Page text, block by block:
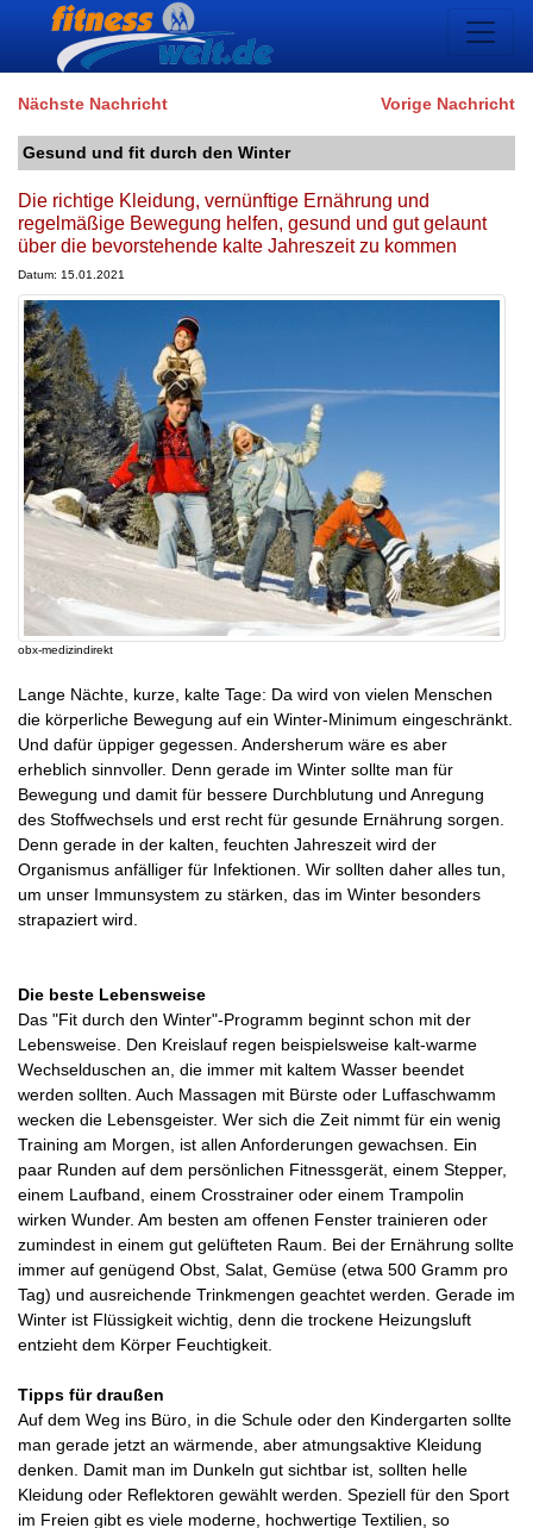
Nächste Nachricht Vorige Nachricht
Gesund und fit durch den Winter
Die richtige Kleidung, vernünftige Ernährung und
regelmäßige Bewegung helfen, gesund und gut gelaunt
über die bevorstehende kalte Jahreszeit zu kommen
Datum: 15.01.2021
obx-medizindirekt
Lange Nächte, kurze, kalte Tage: Da wird von vielen Menschen
die körperliche Bewegung auf ein Winter-Minimum eingeschränkt.
Und dafür üppiger gegessen. Andersherum wäre es aber
erheblich sinnvoller. Denn gerade im Winter sollte man für
Bewegung und damit für bessere Durchblutung und Anregung
des Stoffwechsels und erst recht für gesunde Ernährung sorgen.
Denn gerade in der kalten, feuchten Jahreszeit wird der
Organismus anfälliger für Infektionen. Wir sollten daher alles tun,
um unser Immunsystem zu stärken, das im Winter besonders
strapaziert wird.
Die beste Lebensweise
Das "Fit durch den Winter"-Programm beginnt schon mit der
Lebensweise. Den Kreislauf regen beispielsweise kalt-warme
Wechselduschen an, die immer mit kaltem Wasser beendet
werden sollten. Auch Massagen mit Bürste oder Luffaschwamm
wecken die Lebensgeister. Wer sich die Zeit nimmt für ein wenig
Training am Morgen, ist allen Anforderungen gewachsen. Ein
paar Runden auf dem persönlichen Fitnessgerät, einem Stepper,
einem Laufband, einem Crosstrainer oder einem Trampolin
wirken Wunder. Am besten am offenen Fenster trainieren oder
zumindest in einem gut gelüfteten Raum. Bei der Ernährung sollte
immer auf genügend Obst, Salat, Gemüse (etwa 500 Gramm pro
Tag) und ausreichende Trinkmengen geachtet werden. Gerade im
Winter ist Flüssigkeit wichtig, denn die trockene Heizungsluft
entzieht dem Körper Feuchtigkeit.
Tipps für draußen
Auf dem Weg ins Büro, in die Schule oder den Kindergarten sollte
man gerade jetzt an wärmende, aber atmungsaktive Kleidung
denken. Damit man im Dunkeln gut sichtbar ist, sollten helle
Kleidung oder Reflektoren gewählt werden. Speziell für den Sport
im Freien gibt es viele moderne, hochwertige Textilien, so